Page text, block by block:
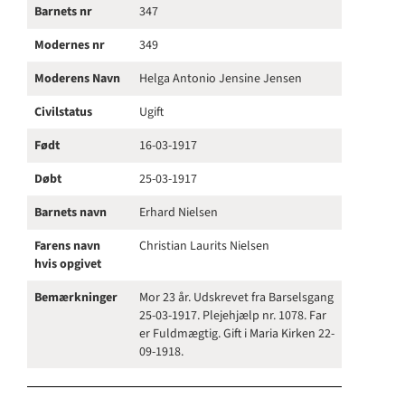
Barnets nr
347
Modernes nr
349
Moderens Navn
Helga Antonio Jensine Jensen
Civilstatus
Ugift
Født
16-03-1917
Døbt
25-03-1917
Barnets navn
Erhard Nielsen
Farens navn
hvis opgivet
Christian Laurits Nielsen
Bemærkninger
Mor 23 år. Udskrevet fra Barselsgang
25-03-1917. Plejehjælp nr. 1078. Far
er Fuldmægtig. Gift i Maria Kirken 22-
09-1918.